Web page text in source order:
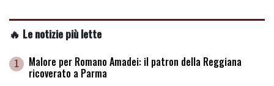
🔥 Le notizie più lette
1 Malore per Romano Amadei: il patron della Reggiana
ricoverato a Parma